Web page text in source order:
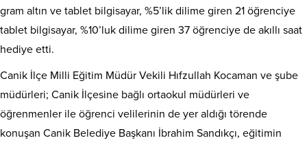
gram altın ve tablet bilgisayar, %5’lik dilime giren 21 öğrenciye
tablet bilgisayar, %10’luk dilime giren 37 öğrenciye de akıllı saat
hediye etti.
Canik İlçe Milli Eğitim Müdür Vekili Hıfzullah Kocaman ve şube
müdürleri; Canik İlçesine bağlı ortaokul müdürleri ve
öğrenmenler ile öğrenci velilerinin de yer aldığı törende
konuşan Canik Belediye Başkanı İbrahim Sandıkçı, eğitimin